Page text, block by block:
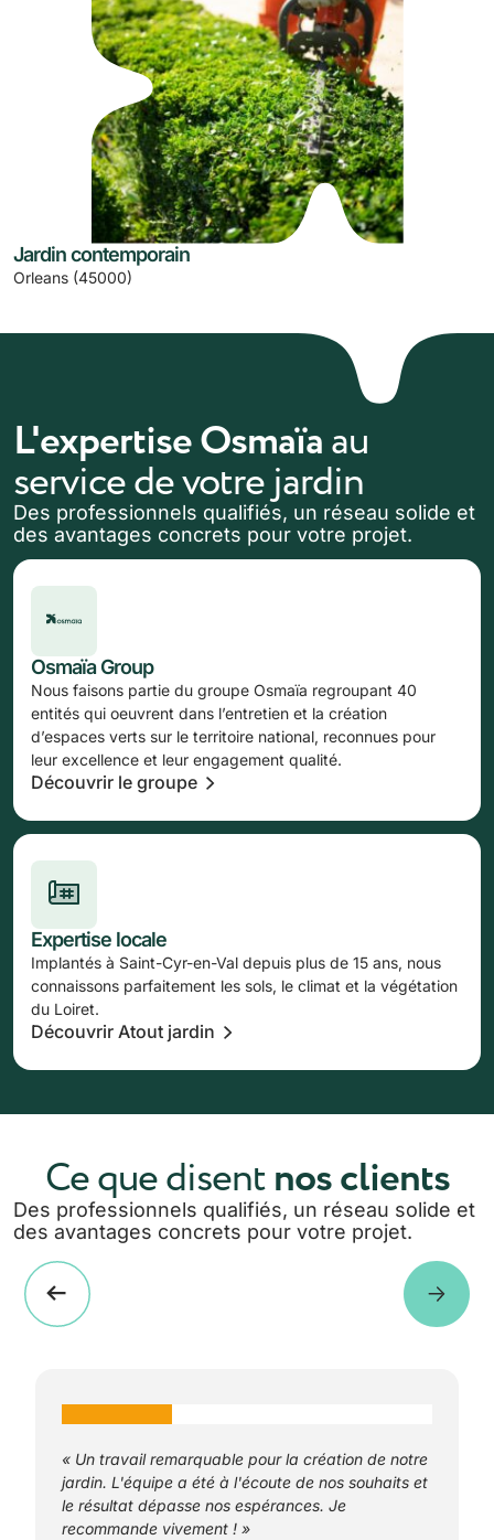
Jardin contemporain
Orleans (45000)
L'expertise Osmaïaau
service de votre jardin
Des professionnels qualifiés, un réseau solide et
des avantages concrets pour votre projet.
Osmaïa Group
Nous faisons partie du groupe Osmaïa regroupant 40
entités qui oeuvrent dans l’entretien et la création
d’espaces verts sur le territoire national, reconnues pour
leur excellence et leur engagement qualité.
Découvrir le groupe
Expertise locale
Implantés à Saint-Cyr-en-Val depuis plus de 15 ans, nous
connaissons parfaitement les sols, le climat et la végétation
du Loiret.
Découvrir Atout jardin
Ce que disentnos clients
Des professionnels qualifiés, un réseau solide et
des avantages concrets pour votre projet.
« Un travail remarquable pour la création de notre
jardin. L'équipe a été à l'écoute de nos souhaits et
le résultat dépasse nos espérances. Je
recommande vivement ! »